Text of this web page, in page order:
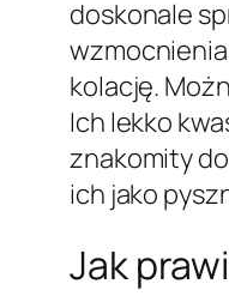
doskonale
kolację.
Ich lekko
znakomity
ich jako
Jak